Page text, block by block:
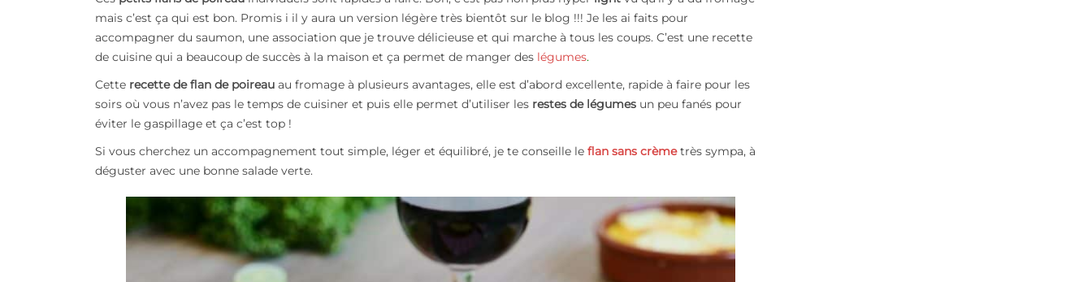
mais c’est ça qui est bon. Promis i il y aura un version légère très bientôt sur le blog !!! Je les ai faits pour
accompagner du saumon, une association que je trouve délicieuse et qui marche à tous les coups. C’est une recette
de cuisine qui a beaucoup de succès à la maison et ça permet de manger des légumes.
Cette recette de flan de poireau au fromage à plusieurs avantages, elle est d’abord excellente, rapide à faire pour les
soirs où vous n’avez pas le temps de cuisiner et puis elle permet d’utiliser les restes de légumes un peu fanés pour
éviter le gaspillage et ça c’est top !
Si vous cherchez un accompagnement tout simple, léger et équilibré, je te conseille le flan sans crème très sympa, à
déguster avec une bonne salade verte.